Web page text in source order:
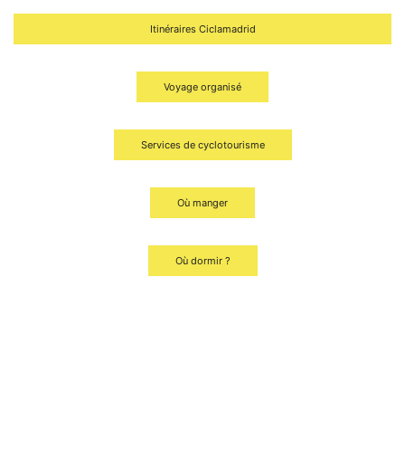
Itinéraires Ciclamadrid
Voyage organisé
Services de cyclotourisme
Où manger
Où dormir ?